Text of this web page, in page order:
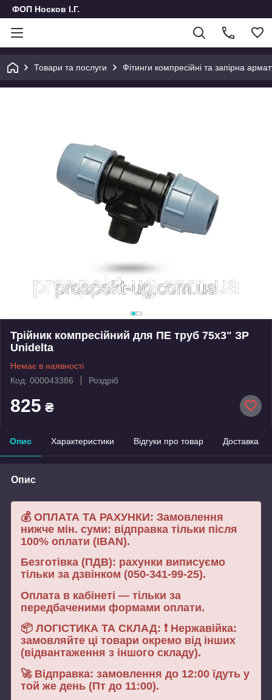
ФОП Носков І.Г.
Товари та послуги Фітинги компресійні та запірна
Трійник компресійний для ПЕ труб 75х3" ЗР
Unidelta
Немає в наявності
Код: 000043386
Роздріб
825 ₴
Опис Характеристики Відгуки про товар Доставка
Опис
💰 ОПЛАТА ТА РАХУНКИ: Замовлення
нижче мін. суми: відправка тільки після
100% оплати (IBAN).
Безготівка (ПДВ): рахунки виписуємо
тільки за дзвінком (050-341-99-25).
Оплата в кабінеті — тільки за
передбаченими формами оплати.
📦 ЛОГІСТИКА ТА СКЛАД: ❗ Нержавійка:
замовляйте ці товари окремо від інших
(відвантаження з іншого складу).
🚀 Відправка: замовлення до 12:00 їдуть у
той же день (Пт до 11:00).